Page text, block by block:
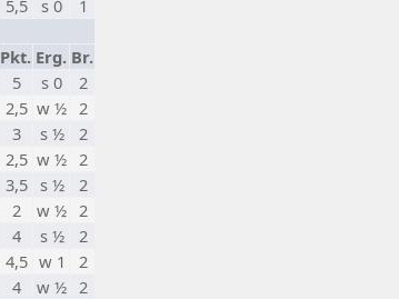
5,5 s 0
1
Pkt. Erg. Br.
5 s 0
2
2,5 w ½ 2
3 s ½
2
2,5 w ½ 2
3,5 s ½
2
2 w ½ 2
4 s ½
2
4,5 w 1
2
4 w ½ 2